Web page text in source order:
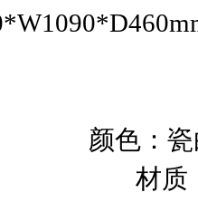
颜色：瓷
仑 材质